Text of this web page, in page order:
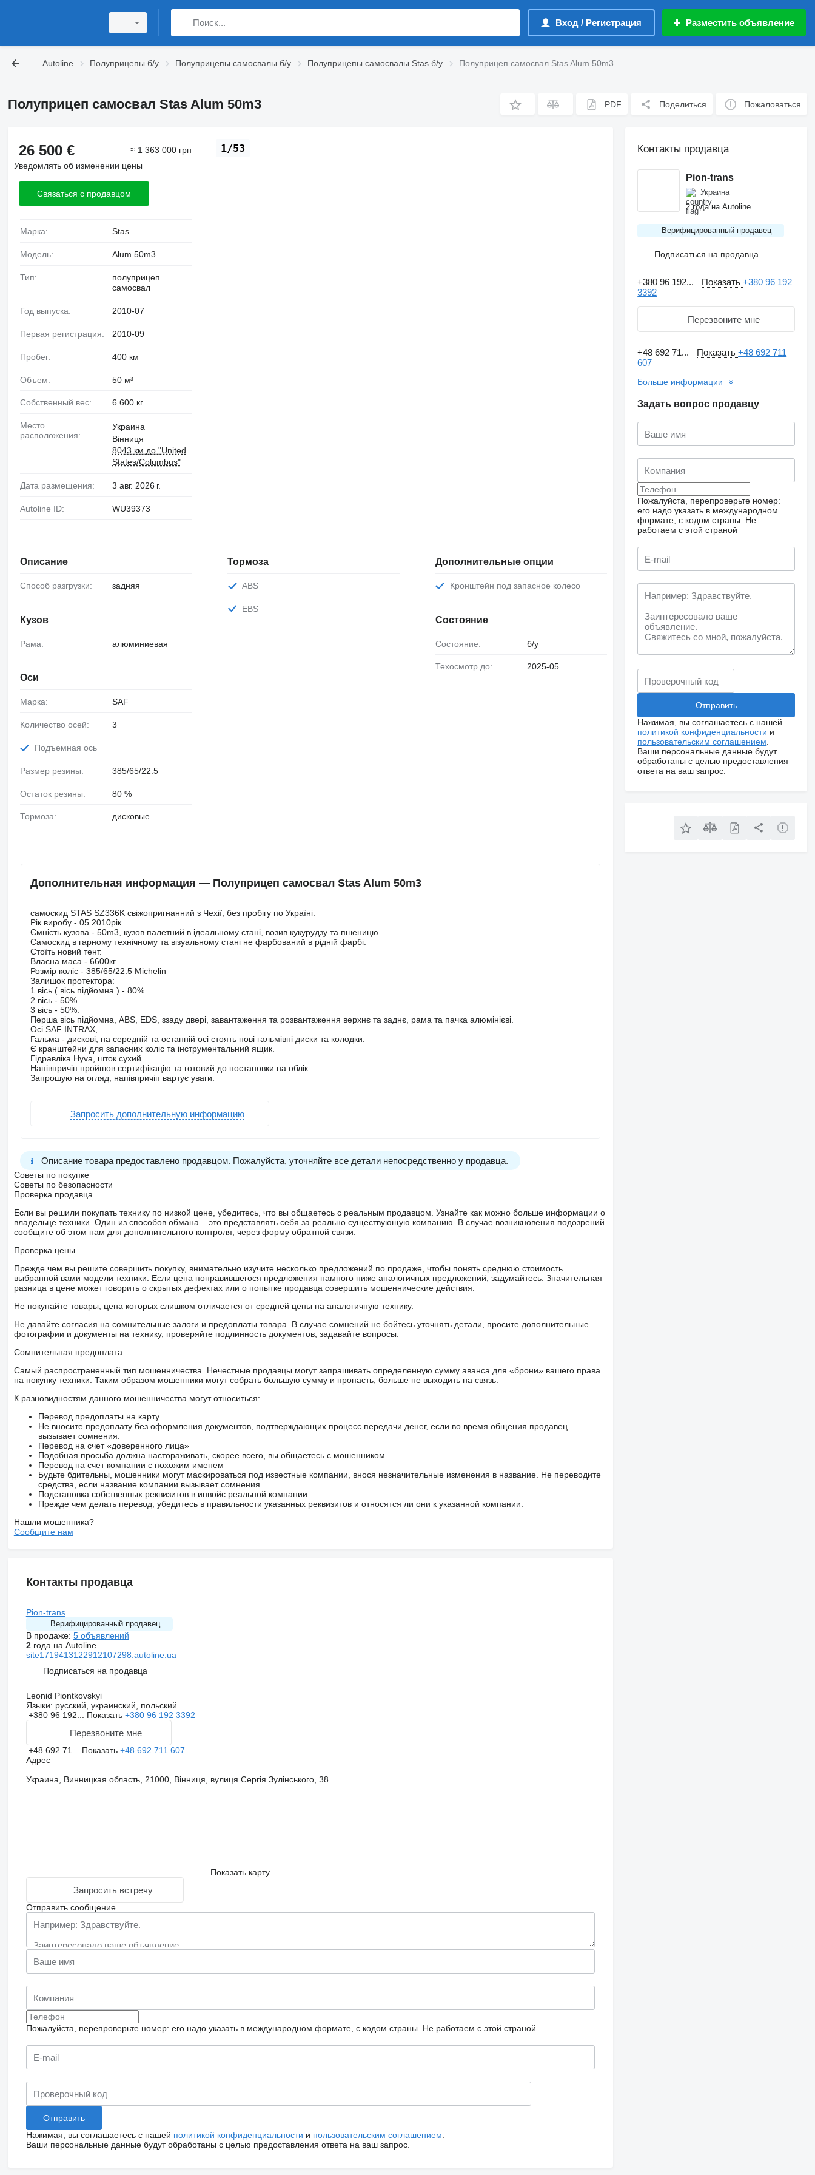
Вход / Регистрация Разместить объявление
Autoline Полуприцепы б/у Полуприцепы самосвалы б/у Полуприцепы самосвалы Stas б/у Полуприцеп самосвал Stas Alum 50m3
Полуприцеп самосвал Stas Alum 50m3 PDF Поделиться Пожаловаться
1/53
26 500 €
≈ 1 363 000 грн
Уведомлять об изменении цены
Связаться с продавцом
Марка: Stas
Модель: Alum 50m3
Тип:
полуприцеп
самосвал
Год выпуска: 2010-07
Первая регистрация: 2010-09
Пробег: 400 км
Объем: 50 м³
Собственный вес: 6 600 кг
Место
расположения:
Украина
Вінниця
8043 км до "United
States/Columbus"
Дата размещения: 3 авг. 2026 г.
Autoline ID: WU39373
Описание
Способ разгрузки: задняя
Кузов
Рама: алюминиевая
Оси
Марка: SAF
Количество осей: 3
Подъемная ось
Размер резины: 385/65/22.5
Остаток резины: 80 %
Тормоза: дисковые
Тормоза
ABS
EBS
Дополнительные опции
Кронштейн под запасное колесо
Состояние
Состояние: б/у
Техосмотр до: 2025-05
Дополнительная информация — Полуприцеп самосвал Stas Alum 50m3
самоскид STAS SZ336K свіжопригнанний з Чехії, без пробігу по Україні.
Рік виробу - 05.2010рік.
Ємність кузова - 50m3, кузов палетний в ідеальному стані, возив кукурудзу та пшеницю.
Самоскид в гарному технічному та візуальному стані не фарбований в рідній фарбі.
Стоїть новий тент.
Власна маса - 6600кг.
Розмір коліс - 385/65/22.5 Michelin
Залишок протектора:
1 вісь ( вісь підйомна ) - 80%
2 вісь - 50%
3 вісь - 50%.
Перша вісь підйомна, ABS, EDS, ззаду двері, завантаження та розвантаження верхнє та заднє, рама та пачка алюмінієві.
Осі SAF INTRAX,
Гальма - дискові, на середній та останній осі стоять нові гальмівні диски та колодки.
Є кранштейни для запасних коліс та інструментальний ящик.
Гідравліка Hyva, шток сухий.
Напівпричіп пройшов сертифікацію та готовий до постановки на облік.
Запрошую на огляд, напівпричіп вартує уваги.
Запросить дополнительную информацию
Описание товара предоставлено продавцом. Пожалуйста, уточняйте все детали непосредственно у продавца.
Советы по покупке
Советы по безопасности
Проверка продавца
Если вы решили покупать технику по низкой цене, убедитесь, что вы общаетесь с реальным продавцом. Узнайте как можно больше информации о
владельце техники. Один из способов обмана – это представлять себя за реально существующую компанию. В случае возникновения подозрений
сообщите об этом нам для дополнительного контроля, через форму обратной связи.
Проверка цены
Прежде чем вы решите совершить покупку, внимательно изучите несколько предложений по продаже, чтобы понять среднюю стоимость
выбранной вами модели техники. Если цена понравившегося предложения намного ниже аналогичных предложений, задумайтесь. Значительная
разница в цене может говорить о скрытых дефектах или о попытке продавца совершить мошеннические действия.
Не покупайте товары, цена которых слишком отличается от средней цены на аналогичную технику.
Не давайте согласия на сомнительные залоги и предоплаты товара. В случае сомнений не бойтесь уточнять детали, просите дополнительные
фотографии и документы на технику, проверяйте подлинность документов, задавайте вопросы.
Сомнительная предоплата
Самый распространенный тип мошенничества. Нечестные продавцы могут запрашивать определенную сумму аванса для «брони» вашего права
на покупку техники. Таким образом мошенники могут собрать большую сумму и пропасть, больше не выходить на связь.
К разновидностям данного мошенничества могут относиться:
Перевод предоплаты на карту
Не вносите предоплату без оформления документов, подтверждающих процесс передачи денег, если во время общения продавец
вызывает сомнения.
Перевод на счет «доверенного лица»
Подобная просьба должна настораживать, скорее всего, вы общаетесь с мошенником.
Перевод на счет компании с похожим именем
Будьте бдительны, мошенники могут маскироваться под известные компании, внося незначительные изменения в название. Не переводите
средства, если название компании вызывает сомнения.
Подстановка собственных реквизитов в инвойс реальной компании
Прежде чем делать перевод, убедитесь в правильности указанных реквизитов и относятся ли они к указанной компании.
Нашли мошенника?
Сообщите нам
Контакты продавца
Pion-trans
Верифицированный продавец
В продаже: 5 объявлений
2года на Autoline
site1719413122912107298.autoline.ua
Подписаться на продавца
Leonid Piontkovskyi
Языки: русский, украинский, польский
+380 96 192... Показать +380 96 192 3392
Перезвоните мне
+48 692 71... Показать +48 692 711 607
Адрес
Украина, Винницкая область, 21000, Вінниця, вулиця Сергія Зулінського, 38
Показать карту
Запросить встречу
Отправить сообщение
Пожалуйста, перепроверьте номер: его надо указать в международном формате, с кодом страны. Не работаем с этой страной
Нажимая, вы соглашаетесь с нашей политикой конфиденциальности и пользовательским соглашением
Ваши персональные данные будут обработаны с целью предоставления ответа на ваш запрос.
Контакты продавца
Pion-trans
Украина
2 года на Autoline
Верифицированный продавец
Подписаться на продавца
+380 96 192... Показать+380 96 192
3392
Перезвоните мне
+48 692 71... Показать+48 692 711
607
Больше информации
Задать вопрос продавцу
Пожалуйста, перепроверьте номер:
его надо указать в международном
формате, с кодом страны.
Не
работаем с этой страной
Нажимая, вы соглашаетесь с нашей
политикой конфиденциальности и
пользовательским соглашением
Ваши персональные данные будут
обработаны с целью предоставления
ответа на ваш запрос.